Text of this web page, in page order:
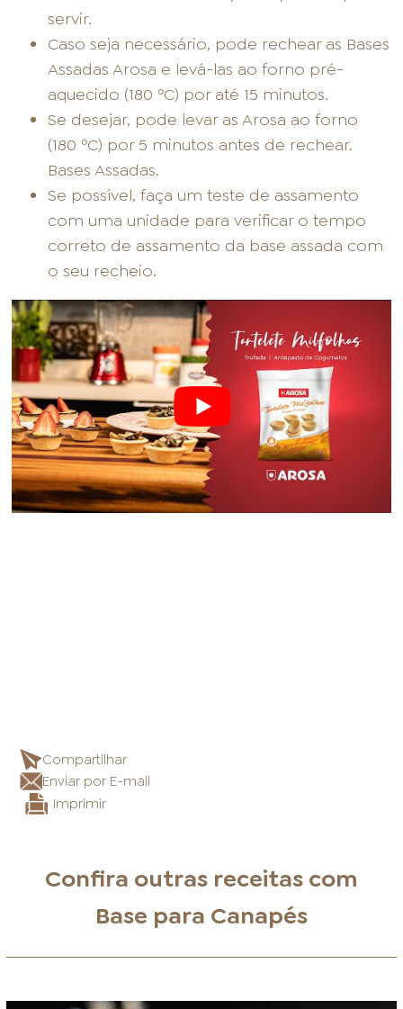
servir.
Caso seja necessário, pode rechear as Bases
Assadas Arosa e levá-las ao forno pré-
aquecido (180 ºC) por até 15 minutos.
Se desejar, pode levar as Arosa ao forno
(180 ºC) por 5 minutos antes de rechear.
Bases Assadas.
Se possível, faça um teste de assamento
com uma unidade para verificar o tempo
correto de assamento da base assada com
o seu recheio.
Compartilhar
Enviar por E-mail
Imprimir
Confira outras receitas com
Base para Canapés